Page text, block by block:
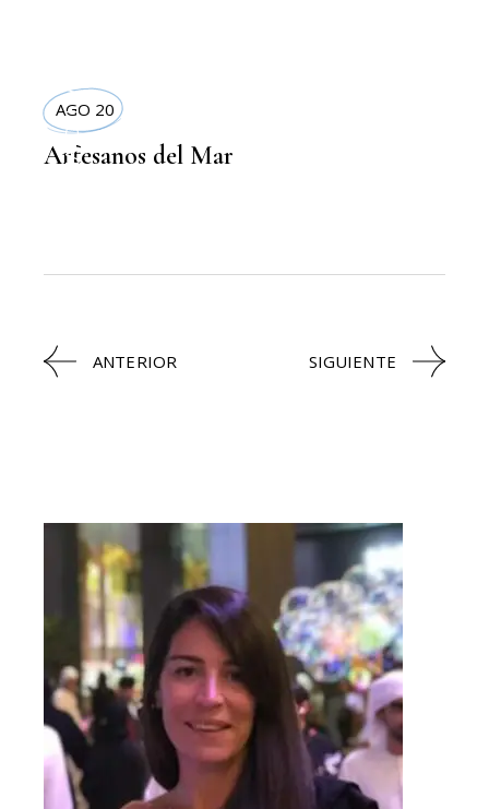
,
DELIVERYS
AGO 20
Artesanos del Mar
ANTERIOR SIGUIENTE